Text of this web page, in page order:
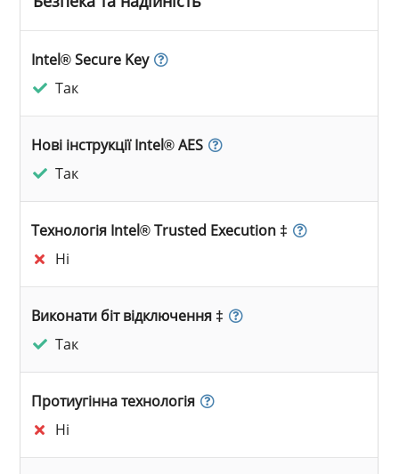
Intel® Secure Key
Так
Нові інструкції Intel® AES
Так
Технологія Intel® Trusted Execution ‡
Ні
Виконати біт відключення ‡
Так
Протиугінна технологія
Ні